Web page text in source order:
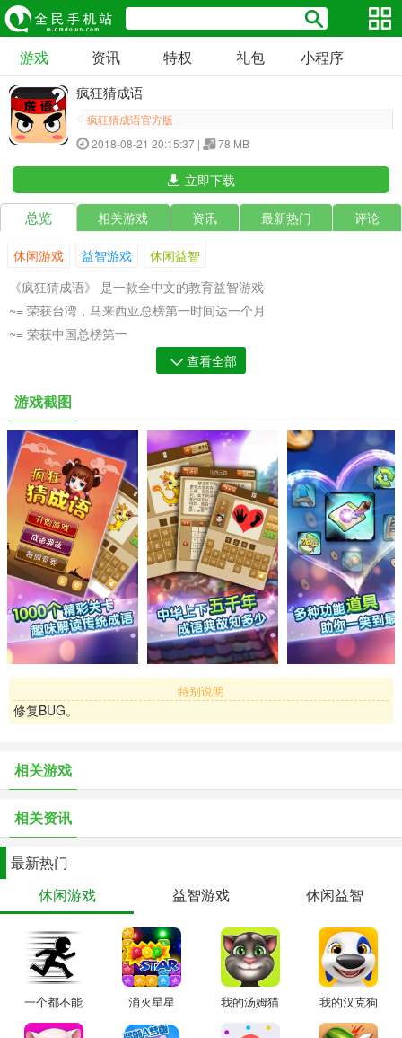
游戏 资讯 特权 礼包 小程序
疯狂猜成语
疯狂猜成语官方版
2018-08-21 20:15:37 |
78 MB
立即下载
总览 相关游戏 资讯 最新热门 评论
休闲游戏 益智游戏
休闲益智
《疯狂猜成语》 是一款全中文的教育益智游戏
~= 荣获台湾，马来西亚总榜第一时间达一个月
~= 荣获中国总榜第一
《疯狂猜成语》 是一款全中文的益智游戏，可以和好友一起体验中国
特色文化成语的魅力，还可以通过微信分享、求助和挑战你的朋友
们，看看谁才是才高八斗、学富五车的中华文化真传人。中华文化，
源远流长，成语更是中华文明的精粹。你虽出口成章但未必能猜对游
戏中图片表示的成语。
闭目想想： 只手遮天如果用图画来表示，会是怎么样的呢？乌烟瘴气
如果用图画出来，又会怎么样呢？想想就知道非常非常好玩。中华成
语千千万,你知道但不一定能猜到!猜到不一定答得出来，不服就来猜猜
看!用一幅画或几个字的组合来猜一个成语,巧妙的图与字的结合,让你
苦思冥想后恍然大悟,开怀一笑!既可以愉悦心情,又可以训练思维,绝对
是老少皆宜的文字游戏佳品!
查看全部
游戏截图
特别说明
修复BUG。
相关游戏
相关资讯
最新热门
休闲游戏
益智游戏 休闲益智
一个都不能
死
消灭星星 我的汤姆猫 我的汉克狗